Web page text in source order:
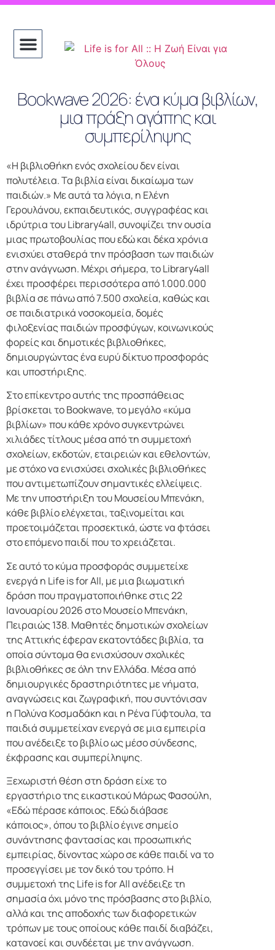
Bookwave 2026: ένα κύμα βιβλίων,
μια πράξη αγάπης και
συμπερίληψης
«Η βιβλιοθήκη ενός σχολείου δεν είναι
πολυτέλεια. Τα βιβλία είναι δικαίωμα των
παιδιών.» Με αυτά τα λόγια, η Ελένη
Γερουλάνου, εκπαιδευτικός, συγγραφέας και
ιδρύτρια του Library4all, συνοψίζει την ουσία
μιας πρωτοβουλίας που εδώ και δέκα χρόνια
ενισχύει σταθερά την πρόσβαση των παιδιών
στην ανάγνωση. Μέχρι σήμερα, το Library4all
έχει προσφέρει περισσότερα από 1.000.000
βιβλία σε πάνω από 7.500 σχολεία, καθώς και
σε παιδιατρικά νοσοκομεία, δομές
φιλοξενίας παιδιών προσφύγων, κοινωνικούς
φορείς και δημοτικές βιβλιοθήκες,
δημιουργώντας ένα ευρύ δίκτυο προσφοράς
και υποστήριξης.
Στο επίκεντρο αυτής της προσπάθειας
βρίσκεται το Bookwave, το μεγάλο «κύμα
βιβλίων» που κάθε χρόνο συγκεντρώνει
χιλιάδες τίτλους μέσα από τη συμμετοχή
σχολείων, εκδοτών, εταιρειών και εθελοντών,
με στόχο να ενισχύσει σχολικές βιβλιοθήκες
που αντιμετωπίζουν σημαντικές ελλείψεις.
Με την υποστήριξη του Μουσείου Μπενάκη,
κάθε βιβλίο ελέγχεται, ταξινομείται και
προετοιμάζεται προσεκτικά, ώστε να φτάσει
στο επόμενο παιδί που το χρειάζεται.
Σε αυτό το κύμα προσφοράς συμμετείχε
ενεργά η Life is for All, με μια βιωματική
δράση που πραγματοποιήθηκε στις 22
Ιανουαρίου 2026 στο Μουσείο Μπενάκη,
Πειραιώς 138. Μαθητές δημοτικών σχολείων
της Αττικής έφεραν εκατοντάδες βιβλία, τα
οποία σύντομα θα ενισχύσουν σχολικές
βιβλιοθήκες σε όλη την Ελλάδα. Μέσα από
δημιουργικές δραστηριότητες με νήματα,
αναγνώσεις και ζωγραφική, που συντόνισαν
η Πολύνα Κοσμαδάκη και η Ρένα Γύφτουλα, τα
παιδιά συμμετείχαν ενεργά σε μια εμπειρία
που ανέδειξε το βιβλίο ως μέσο σύνδεσης,
έκφρασης και συμπερίληψης.
Ξεχωριστή θέση στη δράση είχε το
εργαστήριο της εικαστικού Μάρως Φασούλη,
«Εδώ πέρασε κάποιος. Εδώ διάβασε
κάποιος», όπου το βιβλίο έγινε σημείο
συνάντησης φαντασίας και προσωπικής
εμπειρίας, δίνοντας χώρο σε κάθε παιδί να το
προσεγγίσει με τον δικό του τρόπο. Η
συμμετοχή της Life is for All ανέδειξε τη
σημασία όχι μόνο της πρόσβασης στο βιβλίο,
αλλά και της αποδοχής των διαφορετικών
τρόπων με τους οποίους κάθε παιδί διαβάζει,
κατανοεί και συνδέεται με την ανάγνωση.